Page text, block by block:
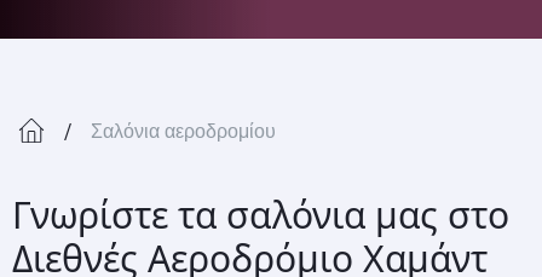
Σαλόνια αεροδρομίου
Γνωρίστε τα σαλόνια μας στο
Διεθνές Αεροδρόμιο Χαμάντ